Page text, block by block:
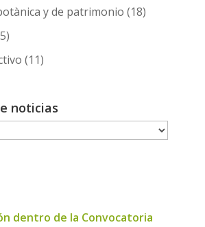
y de patrimonio (18)
(11)
noticias
dentro de la Convocatoria